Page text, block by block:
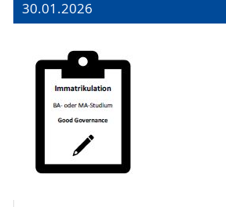
30.01.2026